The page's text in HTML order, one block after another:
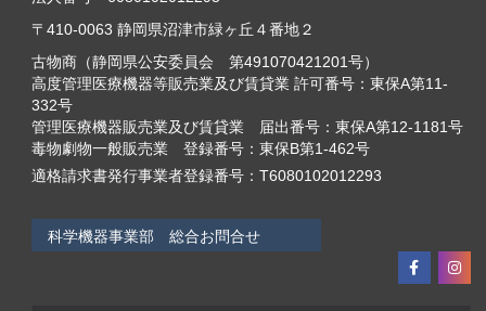
〒410-0063 静岡県沼津市緑ヶ丘４番地２
古物商（静岡県公安委員会 第491070421201号）
高度管理医療機器等販売業及び賃貸業 許可番号：東保A第11-
332号
管理医療機器販売業及び賃貸業 届出番号：東保A第12-1181号
毒物劇物一般販売業 登録番号：東保B第1-462号
適格請求書発行事業者登録番号：T6080102012293
科学機器事業部 総合お問合せ